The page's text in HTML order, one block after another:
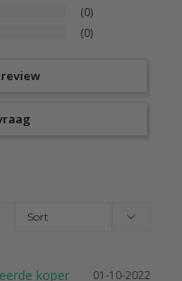
0
0
01-10-2022